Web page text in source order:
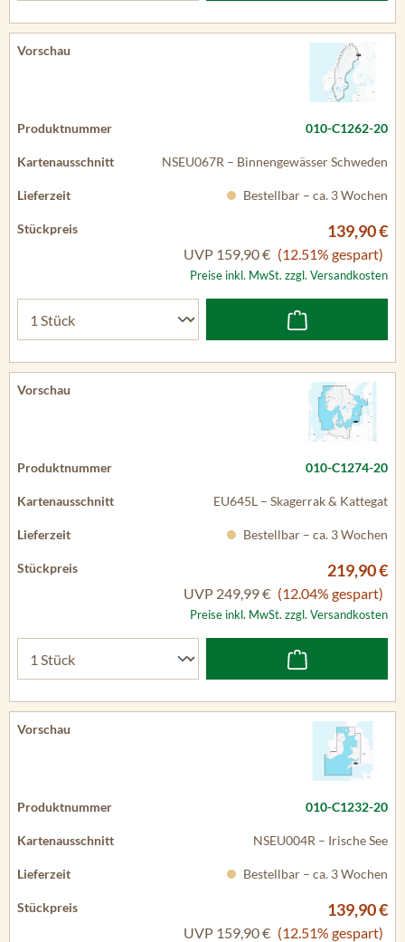
010-C1262-20
NSEU067R – Binnengewässer Schweden
Bestellbar – ca. 3 Wochen
139,90 €
UVP 159,90 € (12.51% gespart)
Preise inkl. MwSt. zzgl. Versandkosten
010-C1274-20
EU645L – Skagerrak & Kattegat
Bestellbar – ca. 3 Wochen
219,90 €
UVP 249,99 € (12.04% gespart)
Preise inkl. MwSt. zzgl. Versandkosten
010-C1232-20
NSEU004R – Irische See
Bestellbar – ca. 3 Wochen
139,90 €
UVP 159,90 € (12.51% gespart)